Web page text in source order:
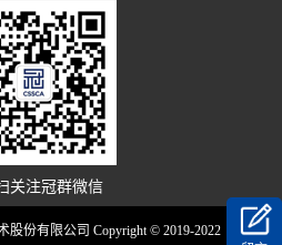
关注冠群微信
股份有限公司 Copyright © 2019-2022